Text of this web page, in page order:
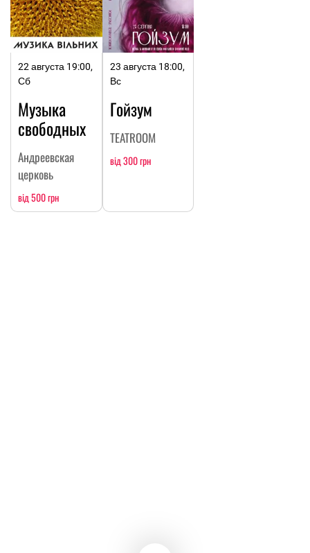
22 августа 19:00,
Сб
Музыка
свободных
Андреевская
церковь
від 500 грн
23 августа 18:00,
Вс
Гойзум
TEATROOM
від 300 грн